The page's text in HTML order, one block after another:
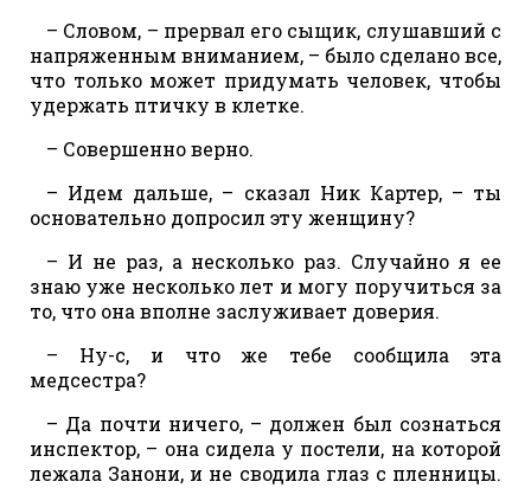
– Словом, – прервал его сыщик, слушавший с
напряженным вниманием, – было сделано все,
что только может придумать человек, чтобы
удержать птичку в клетке.
– Совершенно верно.
– Идем дальше, – сказал Ник Картер, – ты
основательно допросил эту женщину?
– И не раз, а несколько раз. Случайно я ее
знаю уже несколько лет и могу поручиться за
то, что она вполне заслуживает доверия.
– Ну-с, и что же тебе сообщила эта
медсестра?
– Да почти ничего, – должен был сознаться
инспектор, – она сидела у постели, на которой
лежала Занони, и не сводила глаз с пленницы.